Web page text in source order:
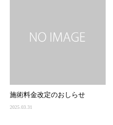
施術料金改定のおしらせ
2025.03.31